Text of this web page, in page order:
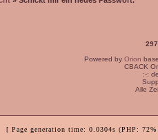
Powered by Orion
CBACK
:-:
Alle
[ Page generation time: 0.0304s (PHP: